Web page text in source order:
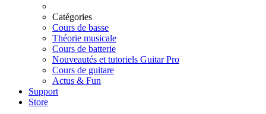
Catégories
Cours de basse
Théorie musicale
Cours de batterie
Nouveautés et tutoriels Guitar Pro
Cours de guitare
Actus & Fun
Support
Store